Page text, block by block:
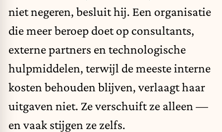
niet negeren, besluit hij. Een organisatie
die meer beroep doet op consultants,
externe partners en technologische
hulpmiddelen, terwijl de meeste interne
kosten behouden blijven, verlaagt haar
uitgaven niet. Ze verschuift ze alleen —
en vaak stijgen ze zelfs.